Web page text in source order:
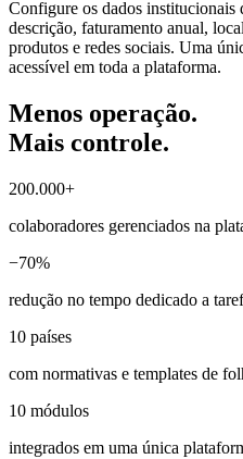
Configure os dados institucionais
descrição, faturamento anual,
produtos e redes sociais. Uma
acessível em toda a plataforma.
Menos operação.
Mais controle.
200.000+
colaboradores gerenciados na
−70%
redução no tempo dedicado a
10 países
com normativas e templates de
10 módulos
integrados em uma única